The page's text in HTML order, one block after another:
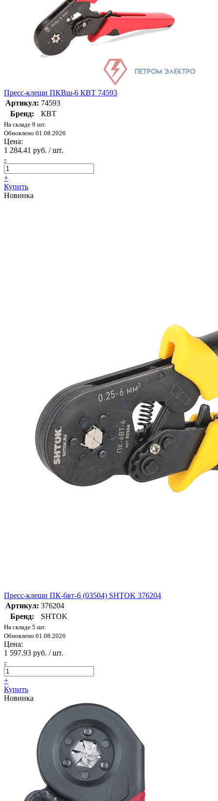
Пресс-клещи ПКВш-6 КВТ 74593
Артикул: 74593
Бренд:
КВТ
На складе 9 шт.
Обновлено 01.08.2026
Цена:
1 284.41 руб. / шт.
-
+
Купить
Новинка
Пресс-клещи ПК-6вт-6 (03504) SHTOK 376204
Артикул: 376204
Бренд:
SHTOK
На складе 5 шт.
Обновлено 01.08.2026
Цена:
1 597.93 руб. / шт.
-
+
Купить
Новинка